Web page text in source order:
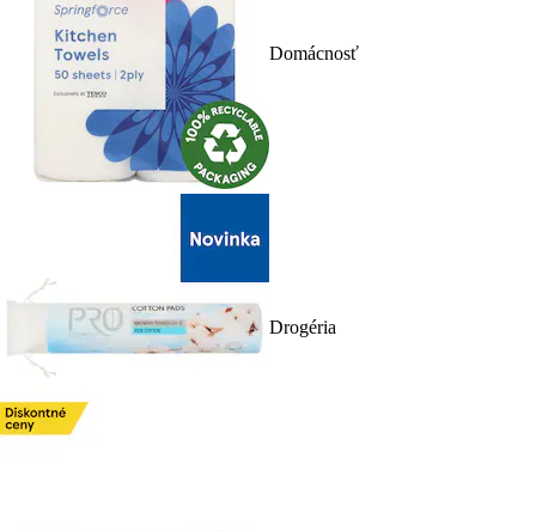
Domácnosť
Drogéria